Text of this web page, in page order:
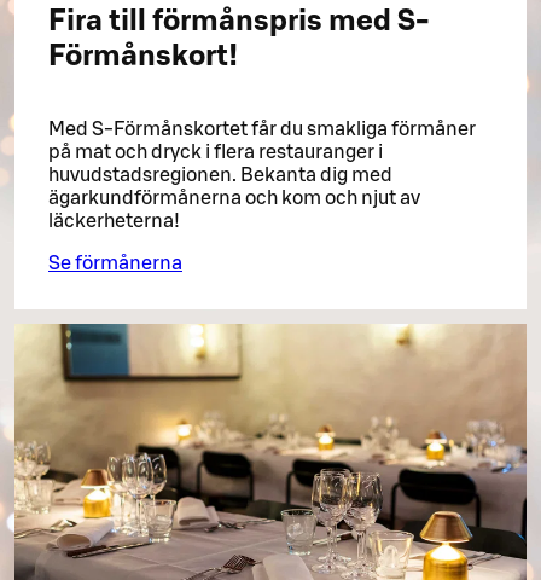
Fira till förmånspris med S-
Förmånskort!
Med S-Förmånskortet får du smakliga förmåner
på mat och dryck i flera restauranger i
huvudstadsregionen. Bekanta dig med
ägarkundförmånerna och kom och njut av
läckerheterna!
Se förmånerna